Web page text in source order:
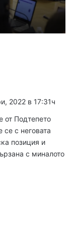
2022 в 17:31ч
от Подтепето
се с неговата
позиция и
с миналото